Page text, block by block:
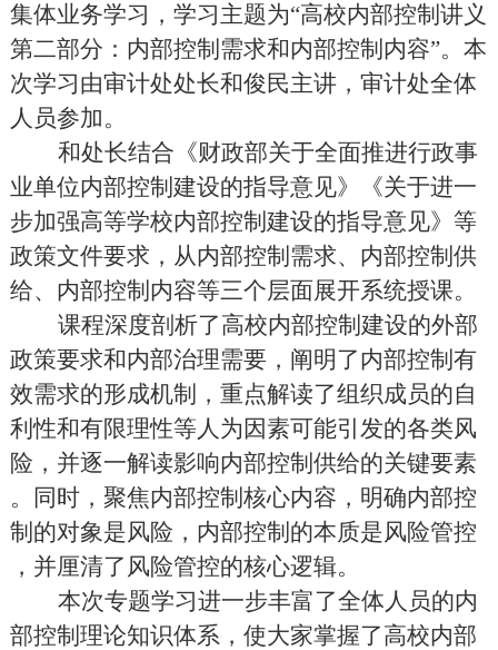
集体业务学习，学习主题为“高校内部控制讲义
第二部分：内部控制需求和内部控制内容”。本
次学习由审计处处长和俊民主讲，审计处全体
人员参加。
和处长结合《财政部关于全面推进行政事
业单位内部控制建设的指导意见》《关于进一
步加强高等学校内部控制建设的指导意见》等
政策文件要求，从内部控制需求、 内部控制供
给、 内部控制 内容等三个层面展开系统授课。
课程深度剖析了高校内部控制建设的外部
政策要求和内部治理需要， 阐明了内部控制有
效需求的形成机制 ，重点解读了组织成员的自
利性和有限理性等人为因素可能引发的各类风
险 ，并逐一解读影响内部控制供给的关键要素
。
同时，聚焦内部控制 核心内容，明确内部控
制的对象是风险， 内部控制的本质是风险管控
， 并厘清了风险管控的核心逻辑。
本次专题学习进一步丰富了全体人员的内
部控制理论知识体系， 使大家掌握了高校内部